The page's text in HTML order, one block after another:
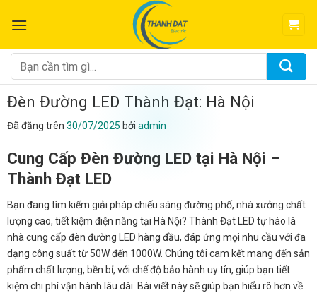
đến
dung
Tìm
kiếm:
Đèn Đường LED Thành Đạt: Hà Nội
Đã đăng trên 30/07/2025 bởi admin
Cung Cấp Đèn Đường LED tại Hà Nội –
Thành Đạt LED
Bạn đang tìm kiếm giải pháp chiếu sáng đường phố, nhà xưởng chất
lượng cao, tiết kiệm điện năng tại Hà Nội? Thành Đạt LED tự hào là
nhà cung cấp đèn đường LED hàng đầu, đáp ứng mọi nhu cầu với đa
dạng công suất từ 50W đến 1000W. Chúng tôi cam kết mang đến sản
phẩm chất lượng, bền bỉ, với chế độ bảo hành uy tín, giúp bạn tiết
kiệm chi phí vận hành lâu dài. Bài viết này sẽ giúp bạn hiểu rõ hơn về